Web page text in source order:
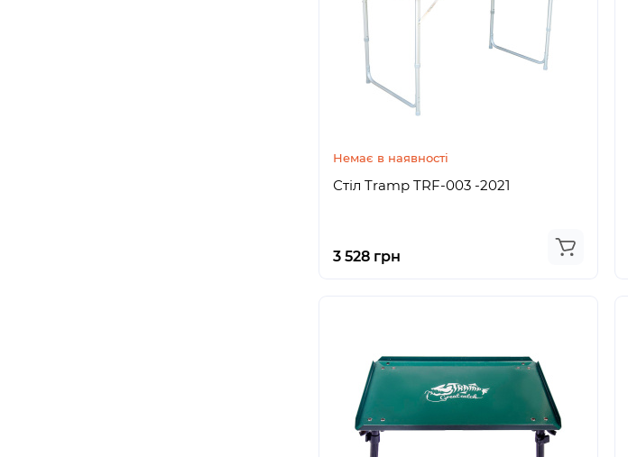
Немає в наявності
Стіл Tramp TRF-003 -2021
3 528 грн